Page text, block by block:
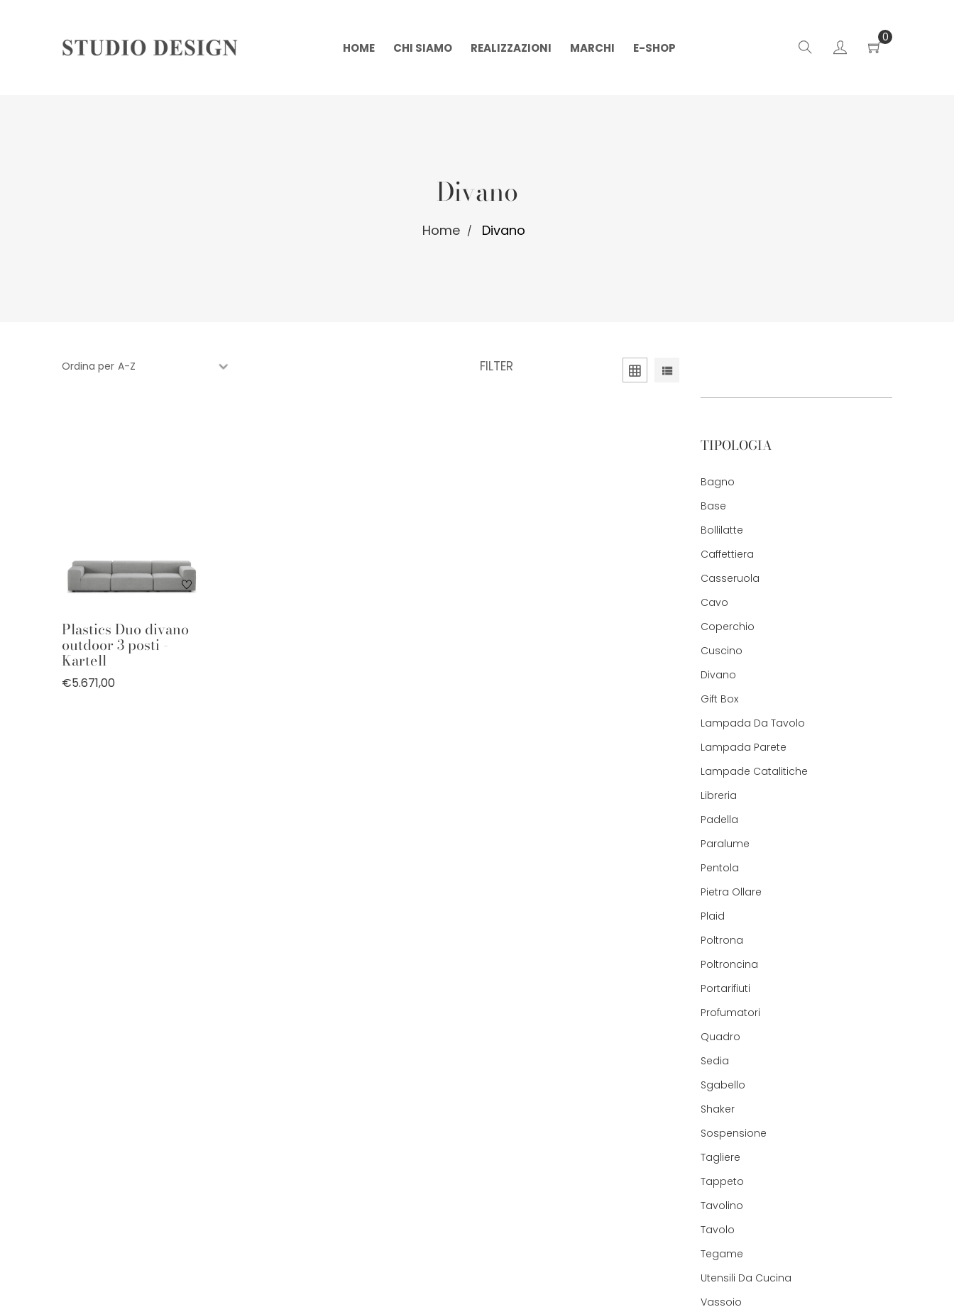
HOME CHI SIAMO REALIZZAZIONI MARCHI E-SHOP
0
Divano
Home Divano
Ordina per FILTER
Plastics Duo divano
outdoor 3 posti -
Kartell
€5.671,00
TIPOLOGIA
Bagno
Base
Bollilatte
Caffettiera
Casseruola
Cavo
Coperchio
Cuscino
Divano
Gift Box
Lampada Da Tavolo
Lampada Parete
Lampade Catalitiche
Libreria
Padella
Paralume
Pentola
Pietra Ollare
Plaid
Poltrona
Poltroncina
Portarifiuti
Profumatori
Quadro
Sedia
Sgabello
Shaker
Sospensione
Tagliere
Tappeto
Tavolino
Tavolo
Tegame
Utensili Da Cucina
Vassoio